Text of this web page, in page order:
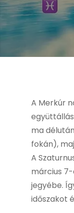
A Merkúr
ma
fokán),
A
március
jegyébe.
időszakot